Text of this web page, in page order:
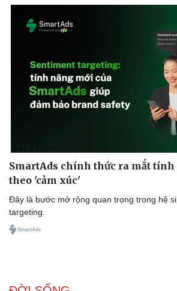
Doanh nghiệp 24h
Doanh nhân
Vì cộng đồng
Công
Sành
Trải
SmartAds chính thức ra mắt
theo 'cảm xúc'
Đây là bước mở rộng quan trọng trong hệ
targeting.